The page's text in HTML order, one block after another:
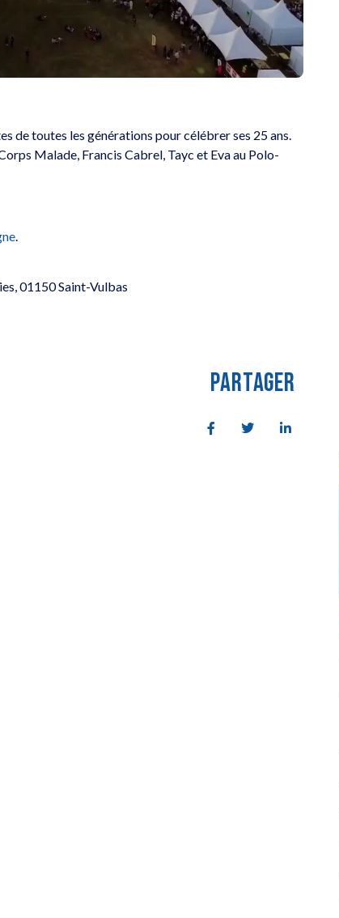
de toutes les générations pour célébrer ses 25 ans.
Malade, Francis Cabrel, Tayc et Eva au Polo-
01150 Saint-Vulbas
PARTAGER